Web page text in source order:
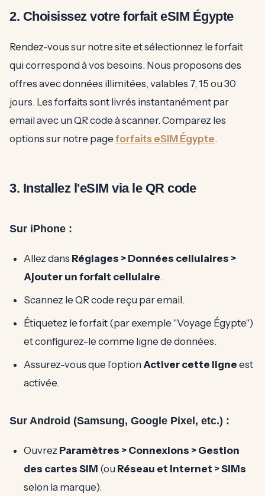
2. Choisissez votre forfait eSIM Égypte
Rendez-vous sur notre site et sélectionnez le forfait
qui correspond à vos besoins. Nous proposons des
offres avec données illimitées, valables 7, 15 ou 30
jours. Les forfaits sont livrés instantanément par
email avec un QR code à scanner. Comparez les
options sur notre page forfaits eSIM Égypte.
3. Installez l'eSIM via le QR code
Sur iPhone :
Allez dans Réglages > Données cellulaires >
Ajouter un forfait cellulaire.
Scannez le QR code reçu par email.
Étiquetez le forfait (par exemple "Voyage Égypte")
et configurez-le comme ligne de données.
Assurez-vous que l'option Activer cette ligne est
activée.
Sur Android (Samsung, Google Pixel, etc.) :
Ouvrez Paramètres > Connexions > Gestion
des cartes SIM (ou Réseau et Internet > SIMs
selon la marque).